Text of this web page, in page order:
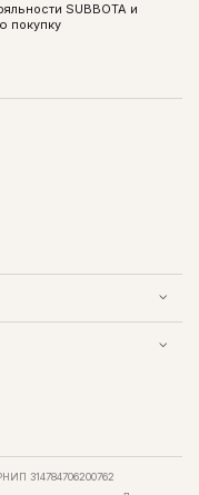
SUBBOTA и
покупку
314784706200762